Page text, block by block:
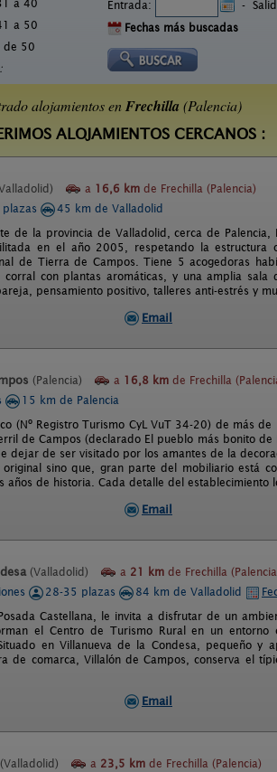
a 40
a 50
de 50
Entrada:
-
Fechas más buscadas
alojamientos enFrechilla (Palencia)
ALOJAMIENTOS CERCANOS :
a 16,6 km de Frechilla (Palencia)
45 km de Valladolid
de la provincia de Valladolid, cerca de Palencia,
en el año 2005, respetando la estructura
de Tierra de Campos. Tiene 5 acogedoras
con plantas aromáticas, y una amplia sala
pensamiento positivo, talleres anti-estrés y
Email
(Palencia) a 16,8 km de Frechilla
15 km de Palencia
(Nº Registro Turismo CyL VuT 34-20) de más
de Campos (declarado El pueblo más bonito
dejar de ser visitado por los amantes de la
original sino que, gran parte del mobiliario está
años de historia. Cada detalle del establecimiento
Email
(Valladolid) a 21 km de Frechilla
28-35 plazas 84 km de Valladolid
Castellana, le invita a disfrutar de un
el Centro de Turismo Rural en un
en Villanueva de la Condesa, pequeño y
de comarca, Villalón de Campos, conserva el
Email
(Valladolid) a 23,5 km de Frechilla (Palencia)